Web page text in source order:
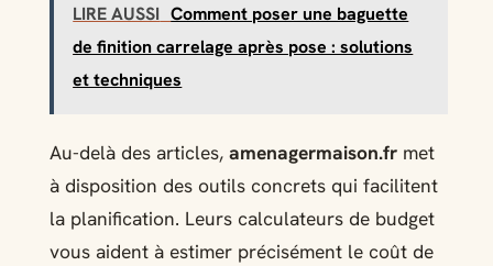
LIRE AUSSI Comment poser une baguette
de finition carrelage après pose : solutions
et techniques
Au-delà des articles, amenagermaison.frmet
à disposition des outils concrets qui facilitent
la planification. Leurs calculateurs de budget
vous aident à estimer précisément le coût de